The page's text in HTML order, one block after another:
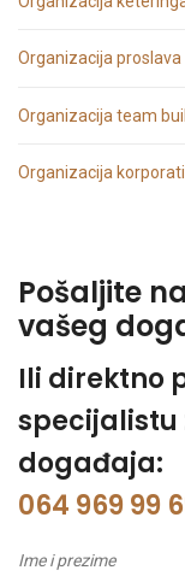
Organizacija proslava
Organizacija team
Organizacija
Pošaljite
vašeg
Ili direktno
specijalistu
događaja:
064 969 99